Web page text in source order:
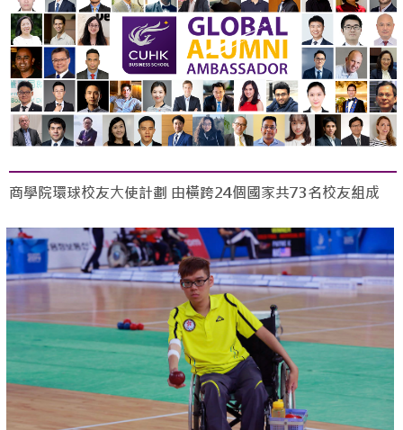
商學院環球校友大使計劃 由橫跨24個國家共73名校友組成